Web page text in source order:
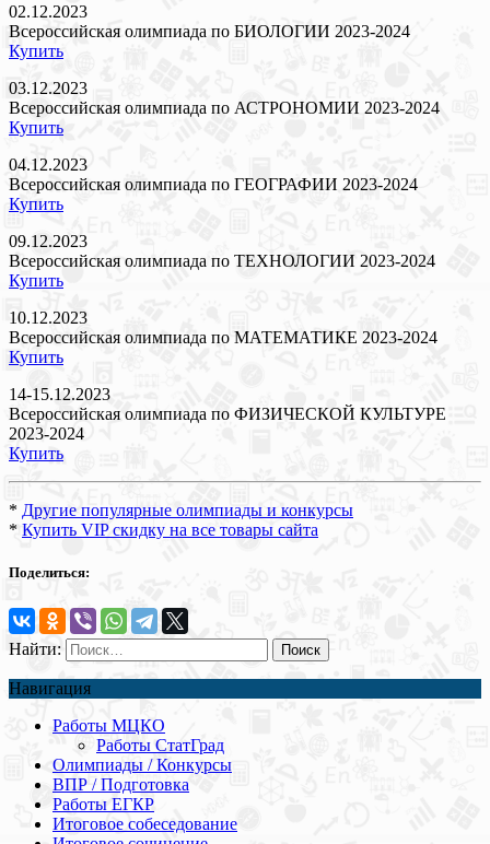
02.12.2023
Всероссийская олимпиада по БИОЛОГИИ 2023-2024
Купить
03.12.2023
Всероссийская олимпиада по АСТРОНОМИИ 2023-2024
Купить
04.12.2023
Всероссийская олимпиада по ГЕОГРАФИИ 2023-2024
Купить
09.12.2023
Всероссийская олимпиада по ТЕХНОЛОГИИ 2023-2024
Купить
10.12.2023
Всероссийская олимпиада по МАТЕМАТИКЕ 2023-2024
Купить
14-15.12.2023
Всероссийская олимпиада по ФИЗИЧЕСКОЙ КУЛЬТУРЕ
2023-2024
Купить
* Другие популярные олимпиады и конкурсы
* Купить VIP скидку на все товары сайта
Поделиться:
Найти:
Навигация
Работы МЦКО
Работы СтатГрад
Олимпиады / Конкурсы
ВПР / Подготовка
Работы ЕГКР
Итоговое собеседование